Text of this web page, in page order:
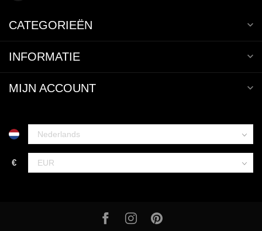
CATEGORIEËN
INFORMATIE
MIJN ACCOUNT
€